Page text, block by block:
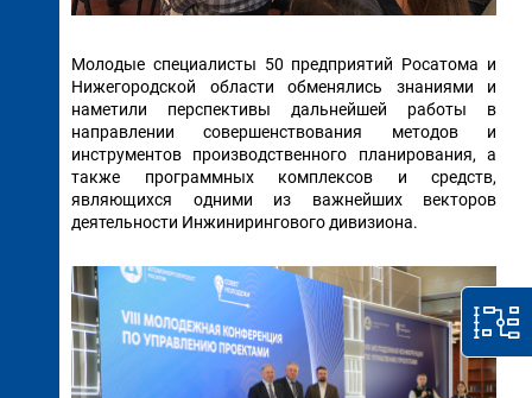
Молодые специалисты 50 предприятий Росатома и
Нижегородской области обменялись знаниями и
наметили перспективы дальнейшей работы в
направлении совершенствования методов и
инструментов производственного планирования, а
также программных комплексов и средств,
являющихся одними из важнейших векторов
деятельности Инжинирингового дивизиона.